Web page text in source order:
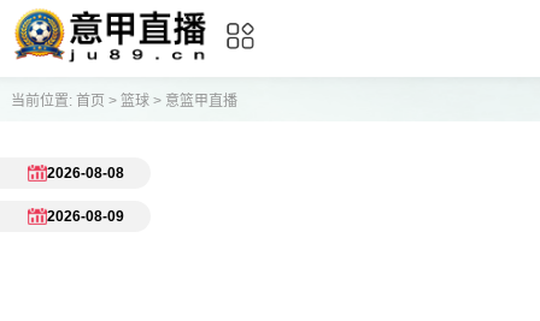
当前位置: 首页 > 篮球> 意篮甲直播
2026-08-08
2026-08-09